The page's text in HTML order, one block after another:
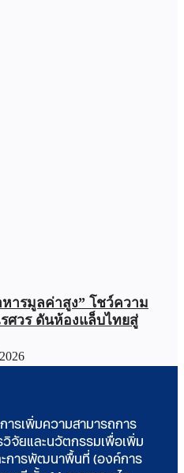
ารมูลค่าสูง” โชว์ความ
รศวร ดันห้องแล็บไทยสู่
รเพิ่มความสามารถการ
จัยและนวัตกรรมเพื่อเพิ่ม
ะการพัฒนาพื้นที่ (องค์การ